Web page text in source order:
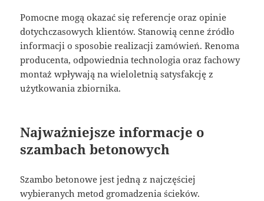
Pomocne mogą okazać się referencje oraz opinie
dotychczasowych klientów. Stanowią cenne źródło
informacji o sposobie realizacji zamówień. Renoma
producenta, odpowiednia technologia oraz fachowy
montaż wpływają na wieloletnią satysfakcję z
użytkowania zbiornika.
Najważniejsze informacje o
szambach betonowych
Szambo betonowe jest jedną z najczęściej
wybieranych metod gromadzenia ścieków.